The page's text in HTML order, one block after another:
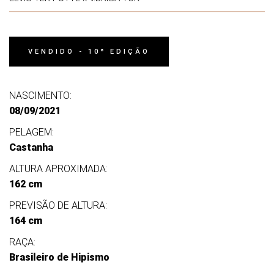
VENDIDO - 10ª EDIÇÃO
NASCIMENTO:
08/09/2021
PELAGEM:
Castanha
ALTURA APROXIMADA:
162 cm
PREVISÃO DE ALTURA:
164 cm
RAÇA:
Brasileiro de Hipismo